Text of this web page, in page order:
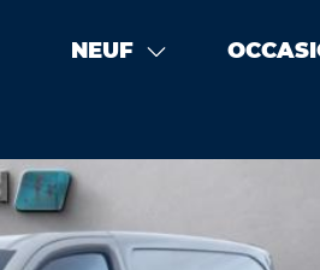
NEUF